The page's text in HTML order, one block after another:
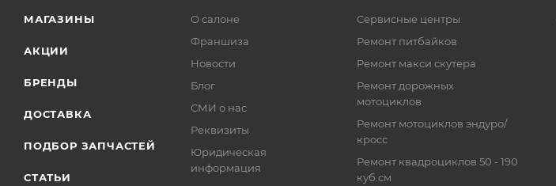
МАГАЗИНЫ
АКЦИИ
БРЕНДЫ
ДОСТАВКА
ПОДБОР ЗАПЧАСТЕЙ
СТАТЬИ
О салоне
Франшиза
Новости
Блог
СМИ о нас
Реквизиты
Юридическая
информация
Сервисные центры
Ремонт питбайков
Ремонт макси скутера
Ремонт дорожных
мотоциклов
Ремонт мотоциклов эндуро/
кросс
Ремонт квадроциклов 50 - 190
куб.см